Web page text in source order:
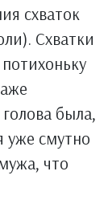
схваток
Схватки
была,
уже смутно
что